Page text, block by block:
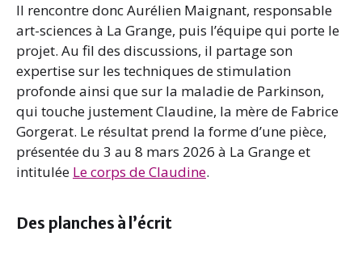
Il rencontre donc Aurélien Maignant, responsable
art-sciences à La Grange, puis l’équipe qui porte le
projet. Au fil des discussions, il partage son
expertise sur les techniques de stimulation
profonde ainsi que sur la maladie de Parkinson,
qui touche justement Claudine, la mère de Fabrice
Gorgerat. Le résultat prend la forme d’une pièce,
présentée du 3 au 8 mars 2026 à La Grange et
intitulée Le corps de Claudine.
Des planches à l’écrit